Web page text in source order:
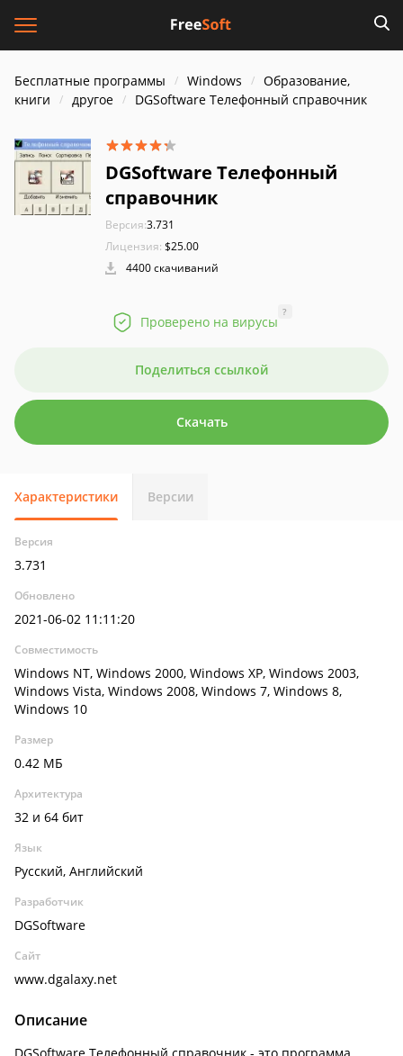
Бесплатные программы Windows
Образование,
книги
другое DGSoftware Телефонный справочник
DGSoftware Телефонный
справочник
Версия:3.731
Лицензия: $25.00
4400 скачиваний
Проверено на вирусы
?
Поделиться ссылкой
Скачать
Характеристики Версии
Версия
3.731
Обновлено
2021-06-02 11:11:20
Совместимость
Windows NT, Windows 2000, Windows XP, Windows 2003,
Windows Vista, Windows 2008, Windows 7, Windows 8,
Windows 10
Размер
0.42 МБ
Архитектура
32 и 64 бит
Язык
Русский, Английский
Разработчик
DGSoftware
Сайт
www.dgalaxy.net
Описание